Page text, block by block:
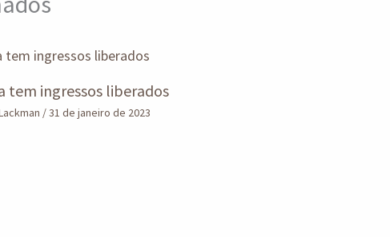
tem ingressos liberados
/31 de janeiro de 2023